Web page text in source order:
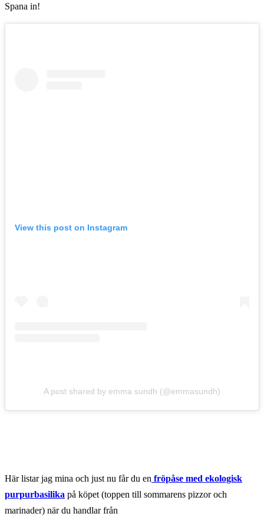
Spana in!
View this post on Instagram
A post shared by emma sundh (@emmasundh)
Här listar jag mina och just nu får du en fröpåse med ekologisk
purpurbasilika på köpet (toppen till sommarens pizzor och
marinader) när du handlar från